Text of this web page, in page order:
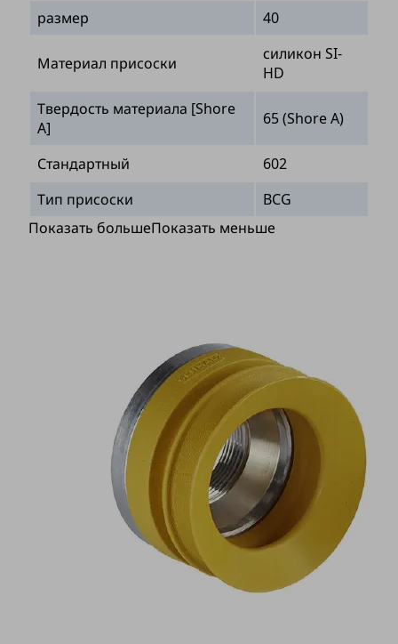
размер 40
Материал присоски
силикон SI-
HD
Твердость материала [Shore
A]
65 (Shore A)
Стандартный
602
Тип присоски
BCG
Показать большеПоказать меньше